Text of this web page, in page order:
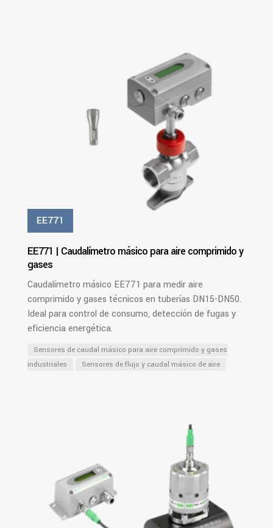
EE771
EE771 | Caudalímetro másico para aire comprimido y
gases
Caudalímetro másico EE771 para medir aire
comprimido y gases técnicos en tuberías DN15-DN50.
Ideal para control de consumo, detección de fugas y
eficiencia energética.
Sensores de caudal másico para aire comprimido y gases
industriales
Sensores de flujo y caudal másico de aire